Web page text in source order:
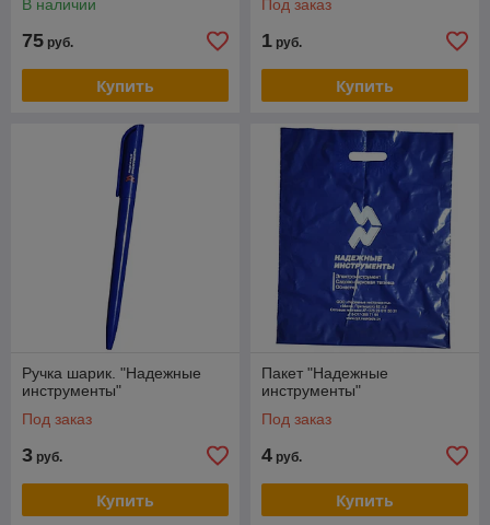
В наличии
75 руб.
Купить
Под заказ
1 руб.
Купить
Ручка шарик. "Надежные
инструменты"
Под заказ
3 руб.
Купить
Пакет "Надежные
инструменты"
Под заказ
4 руб.
Купить